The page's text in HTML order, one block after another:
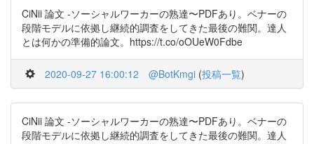
CiNii 論文 -ソーシャルワーカーの熟達〜PDFあり。ベナーの
段階モデルに依拠し継続的調査をしてきた最後の難関。達人
とは何かの準備的論文。https://t.co/oOUeW0Fdbe
2020-09-27 16:00:12 @BotKmgi (投稿一覧)
CiNii 論文 -ソーシャルワーカーの熟達〜PDFあり。ベナーの
段階モデルに依拠し継続的調査をしてきた最後の難関。達人